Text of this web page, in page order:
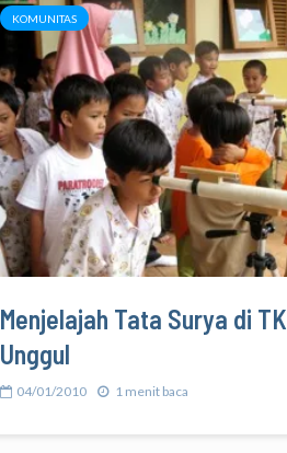
KOMUNITAS
Menjelajah Tata Surya di TK
Unggul
04/01/2010 1 menit baca